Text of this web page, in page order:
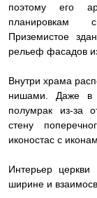
поэтому его
планировкам
Приземистое
рельеф фасадов
Внутри храма
нишами. Даже в
полумрак из-за
стену
иконостас с
Интерьер церкви
ширине и